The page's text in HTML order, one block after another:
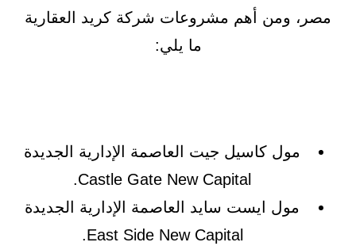
مصر، ومن أهم مشروعات شركة كريد العقارية
ما يلي:
مول كاسيل جيت العاصمة الإدارية الجديدة
Castle Gate New Capital.
مول ايست سايد العاصمة الإدارية الجديدة
East Side New Capital.